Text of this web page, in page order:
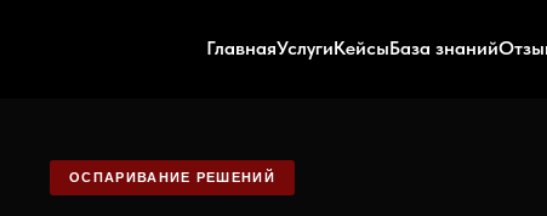
ГлавнаяУслугиКейсыБаза знаний
ОСПАРИВАНИЕ РЕШЕНИЙ